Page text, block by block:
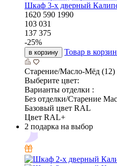
Шкаф 3-х дверный
1620 590 1990
103 031
137 375
-25%
в корзину Товар в
Старение/Масло-Мёд (12)
Выберите цвет:
Варианты отделки :
Без отделки/Старение
Базовый цвет RAL
Цвет RAL+
2 подарка на выбор